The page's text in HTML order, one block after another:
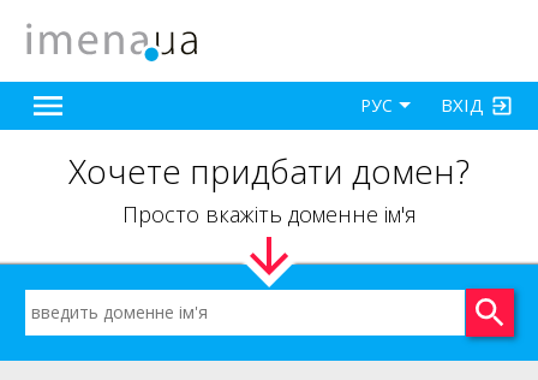
ВХІД
РУС
Хочете придбати домен?
Просто вкажіть доменне ім'я